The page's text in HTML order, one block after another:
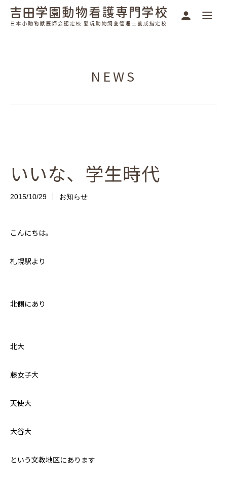
NEWS
いいな、学生時代
2015/10/29 お知らせ
こんにちは。
札幌駅より
北側にあり
北大
藤女子大
天使大
大谷大
という文教地区にあります